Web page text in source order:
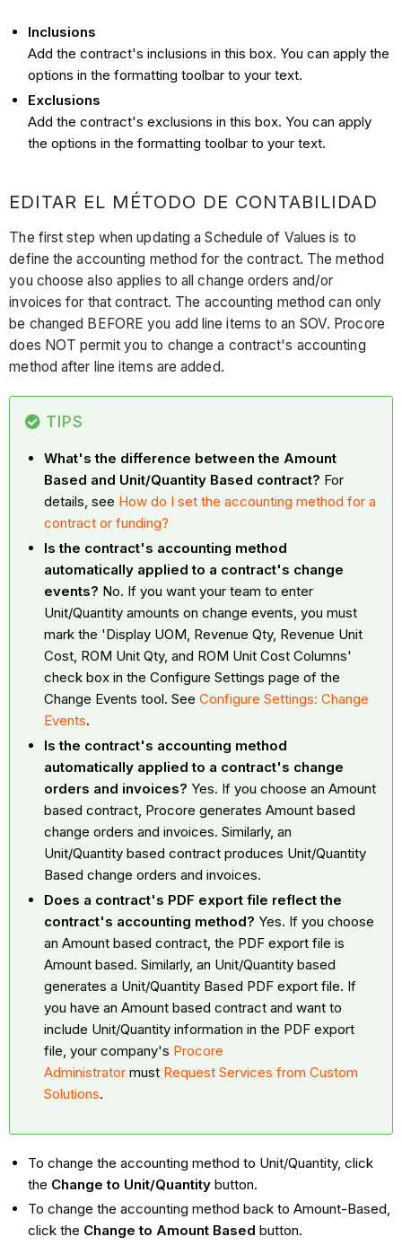
Inclusions
Add the contract's inclusions in this box. You can apply the
options in the formatting toolbar to your text.
Exclusions
Add the contract's exclusions in this box. You can apply
the options in the formatting toolbar to your text.
EDITAR EL MÉTODO DE CONTABILIDAD
The first step when updating a Schedule of Values is to
define the accounting method for the contract. The method
you choose also applies to all change orders and/or
invoices for that contract. The accounting method can only
be changed BEFORE you add line items to an SOV. Procore
does NOT permit you to change a contract's accounting
method after line items are added.
TIPS
What's the difference between the Amount
Based and Unit/Quantity Based contract? For
details, see How do I set the accounting method for a
contract or funding?
Is the contract's accounting method
automatically applied to a contract's change
events? No. If you want your team to enter
Unit/Quantity amounts on change events, you must
mark the 'Display UOM, Revenue Qty, Revenue Unit
Cost, ROM Unit Qty, and ROM Unit Cost Columns'
check box in the Configure Settings page of the
Change Events tool. SeeConfigure Settings: Change
Events.
Is the contract's accounting method
automatically applied to a contract's change
orders and invoices? Yes. If you choose an Amount
based contract, Procore generates Amount based
change orders and invoices. Similarly, an
Unit/Quantity based contract produces Unit/Quantity
Based change orders and invoices.
Does a contract's PDF export file reflect the
contract's accounting method? Yes. If you choose
an Amount based contract, the PDF export file is
Amount based. Similarly, an Unit/Quantity based
generates a Unit/Quantity Based PDF export file. If
you have an Amount based contract and want to
include Unit/Quantity information in the PDF export
file, your company's Procore
Administrator must Request Services from Custom
Solutions.
To change the accounting method to Unit/Quantity, click
the Change to Unit/Quantity button.
To change the accounting method back to Amount-Based,
click the Change to Amount Basedbutton.